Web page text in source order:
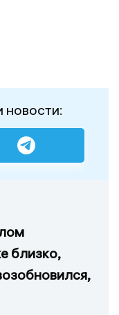
близко,